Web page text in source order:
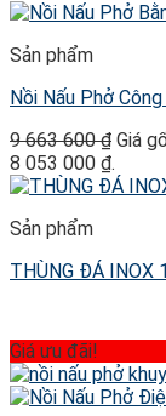
Sản phẩm
Nồi Nấu Phở
9 663 600₫ Giá
8 053 000 ₫.
Sản phẩm
THÙNG ĐÁ INOX
Giá ưu đãi!